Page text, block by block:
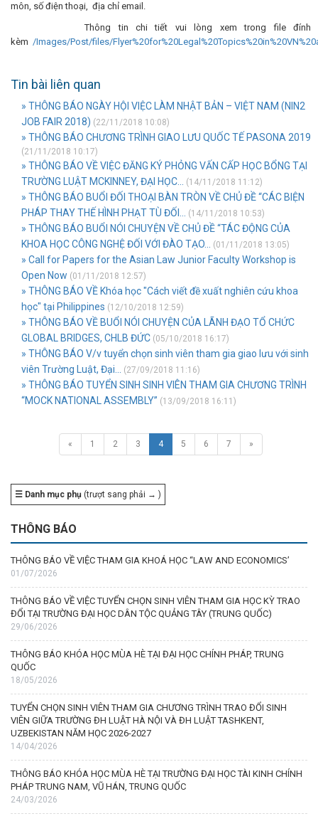
môn, số điện thoại, địa chỉ email.
Thông tin chi tiết vui lòng xem trong file đính
kèm /Images/Post/files/
Tin bài liên quan
» THÔNG BÁO NGÀY HỘI VIỆC LÀM NHẬT BẢN – VIỆT NAM (NIN2
JOB FAIR 2018) (22/11/2018 10:08)
» THÔNG BÁO CHƯƠNG TRÌNH GIAO LƯU QUỐC TẾ PASONA 2019
(21/11/2018 10:17)
» THÔNG BÁO VỀ VIỆC ĐĂNG KÝ PHỎNG VẤN CẤP HỌC BỔNG TẠI
TRƯỜNG LUẬT MCKINNEY, ĐẠI HỌC...
(14/11/2018 11:12)
» THÔNG BÁO BUỔI ĐỐI THOẠI BÀN TRÒN VỀ CHỦ ĐỀ “CÁC BIỆN
PHÁP THAY THẾ HÌNH PHẠT TÙ ĐỐI...
(14/11/2018 10:53)
» THÔNG BÁO BUỔI NÓI CHUYỆN VỀ CHỦ ĐỀ “TÁC ĐỘNG CỦA
KHOA HỌC CÔNG NGHỆ ĐỐI VỚI ĐÀO TẠO...
(01/11/2018 13:05)
» Call for Papers for the Asian Law Junior Faculty Workshop is
Open Now (01/11/2018 12:57)
» THÔNG BÁO VỀ Khóa học "Cách viết đề xuất nghiên cứu khoa
học" tại Philippines (12/10/2018 12:59)
» THÔNG BÁO VỀ BUỔI NÓI CHUYỆN CỦA LÃNH ĐẠO TỔ CHỨC
GLOBAL BRIDGES, CHLB ĐỨC (05/10/2018 16:17)
» THÔNG BÁO V/v tuyển chọn sinh viên tham gia giao lưu với sinh
viên Trường Luật, Đại...
(27/09/2018 11:16)
» THÔNG BÁO TUYỂN SINH SINH VIÊN THAM GIA CHƯƠNG TRÌNH
“MOCK NATIONAL ASSEMBLY” (13/09/2018 16:11)
« 1 2 3 4 5 6 7 »
☰ Danh mục phụ (trượt sang phải → )
THÔNG BÁO
THÔNG BÁO VỀ VIỆC THAM GIA KHOÁ HỌC “LAW AND ECONOMICS’
01/07/2026
THÔNG BÁO VỀ VIỆC TUYỂN CHỌN SINH VIÊN THAM GIA HỌC KỲ TRAO
ĐỔI TẠI TRƯỜNG ĐẠI HỌC DÂN TỘC QUẢNG TÂY (TRUNG QUỐC)
29/06/2026
THÔNG BÁO KHÓA HỌC MÙA HÈ TẠI ĐẠI HỌC CHÍNH PHÁP, TRUNG
QUỐC
18/05/2026
TUYỂN CHỌN SINH VIÊN THAM GIA CHƯƠNG TRÌNH TRAO ĐỔI SINH
VIÊN GIỮA TRƯỜNG ĐH LUẬT HÀ NỘI VÀ ĐH LUẬT TASHKENT,
UZBEKISTAN NĂM HỌC 2026-2027
14/04/2026
THÔNG BÁO KHÓA HỌC MÙA HÈ TẠI TRƯỜNG ĐẠI HỌC TÀI KINH CHÍNH
PHÁP TRUNG NAM, VŨ HÁN, TRUNG QUỐC
24/03/2026